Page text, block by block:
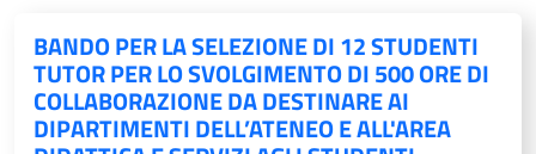
BANDO PER LA SELEZIONE DI 12 STUDENTI
TUTOR PER LO SVOLGIMENTO DI 500 ORE DI
COLLABORAZIONE DA DESTINARE AI
DIPARTIMENTI DELL’ATENEO E ALL'AREA